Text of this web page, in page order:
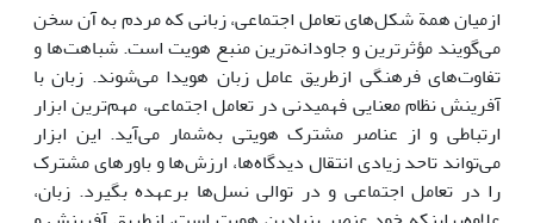
ازمیان همة شکل‌های تعامل اجتماعی، زبانی که مردم به آن سخن
می‌گویند مؤثرترین و جاودانه‌ترین منبع هویت است. شباهت‌ها و
تفاوت‌های فرهنگی ازطریق عامل زبان هویدا می‌شوند. زبان با
آفرینش نظام معنایی فهمیدنی در تعامل اجتماعی، مهم‌ترین ابزار
ارتباطی و از عناصر مشترک هویتی به‌شمار می‌آید. این ابزار
می‌تواند تاحد زیادی انتقال دیدگاه‌ها، ارزش‌ها و باورهای مشترک
را در تعامل اجتماعی و در توالی نسل‌ها برعهده بگیرد. زبان،